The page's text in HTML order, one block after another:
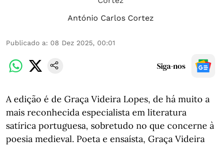
António Carlos Cortez
Publicado a: 08 Dez 2025, 00:01
Siga-nos
A edição é de Graça Videira Lopes, de há muito a
mais reconhecida especialista em literatura
satírica portuguesa, sobretudo no que concerne à
poesia medieval. Poeta e ensaísta, Graça Videira